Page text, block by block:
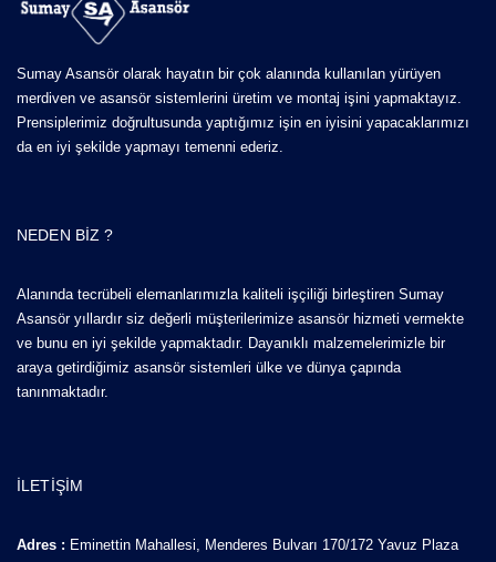
Sumay Asansör olarak hayatın bir çok alanında kullanılan yürüyen
merdiven ve asansör sistemlerini üretim ve montaj işini yapmaktayız.
Prensiplerimiz doğrultusunda yaptığımız işin en iyisini yapacaklarımızı
da en iyi şekilde yapmayı temenni ederiz.
NEDEN BIZ ?
Alanında tecrübeli elemanlarımızla kaliteli işçiliği birleştiren Sumay
Asansör yıllardır siz değerli müşterilerimize asansör hizmeti vermekte
ve bunu en iyi şekilde yapmaktadır. Dayanıklı malzemelerimizle bir
araya getirdiğimiz asansör sistemleri ülke ve dünya çapında
tanınmaktadır.
İLETIŞIM
Adres : Eminettin Mahallesi, Menderes Bulvarı 170/172 Yavuz Plaza